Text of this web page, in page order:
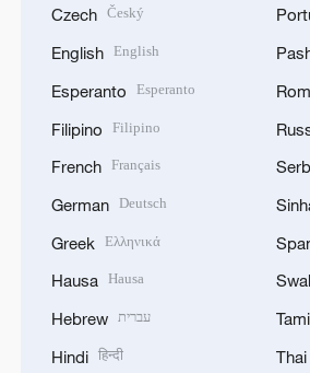
Czech Český
English English
Esperanto Esperanto
Filipino Filipino
French Français
German Deutsch
Greek Ελληνικά
Hausa Hausa
Hebrew עברית
Hindi हिन्दी Thai